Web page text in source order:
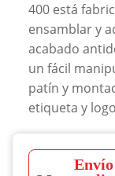
400 está
ensamblar y
acabado
un fácil
patín y
etiqueta y